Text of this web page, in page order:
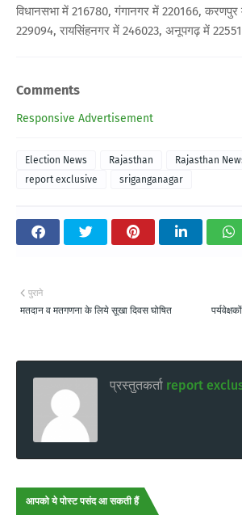
विधानसभा में 216780, गंगानगर में 220166,
229094, रायसिंहनगर में 246023, अनूपगढ़ में
Comments
Responsive Advertisement
Election News Rajasthan
Rajasthan
report exclusive
sriganganagar
पुराने
मतदान व मतगणना के लिये सूखा दिवस घोषित
प्रस्तुतकर्ता report
आपको ये पोस्ट पसंद आ सकती हैं